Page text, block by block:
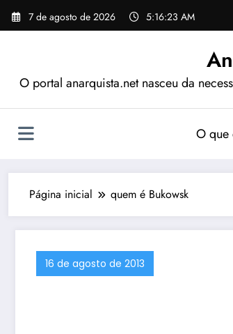
Pular
para
7 de agosto de 2026 5:16:24 AM
O portal anarquista.net nasceu da
O que
Página inicial quem é Bukowsk
16 de agosto de 2013